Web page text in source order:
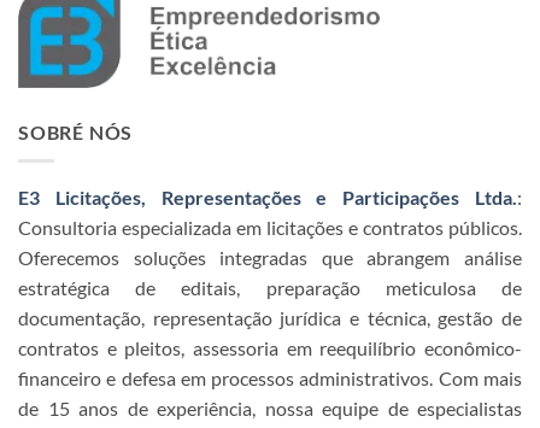
SOBRÉ NÓS
E3 Licitações, Representações e Participações Ltda.:
Consultoria especializada em licitações e contratos públicos.
Oferecemos soluções integradas que abrangem análise
estratégica de editais, preparação meticulosa de
documentação, representação jurídica e técnica, gestão de
contratos e pleitos, assessoria em reequilíbrio econômico-
financeiro e defesa em processos administrativos. Com mais
de 15 anos de experiência, nossa equipe de especialistas